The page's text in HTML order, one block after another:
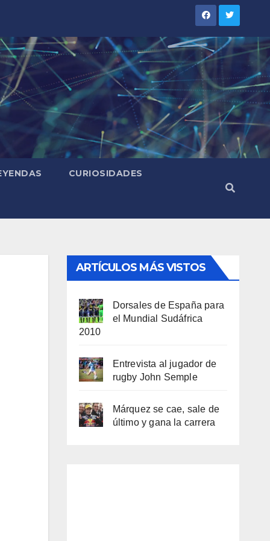
CURIOSIDADES
ARTÍCULOS MÁS VISTOS
Dorsales de España para
el Mundial Sudáfrica
2010
Entrevista al jugador de
rugby John Semple
Márquez se cae, sale de
último y gana la carrera